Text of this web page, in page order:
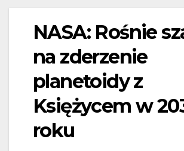
NASA: Rośnie
na zderzenie
planetoidy z
Księżycem w
roku